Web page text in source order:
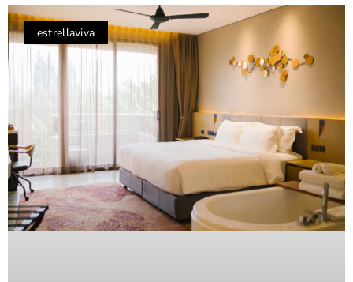
estrellaviva